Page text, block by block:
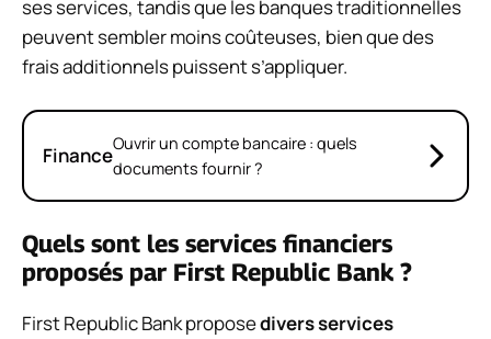
ses services, tandis que les banques traditionnelles
peuvent sembler moins coûteuses, bien que des
frais additionnels puissent s’appliquer.
FinanceOuvrir un compte bancaire : quels
documents fournir ?
Quels sont les services financiers
proposés par First Republic Bank ?
First Republic Bank proposedivers services